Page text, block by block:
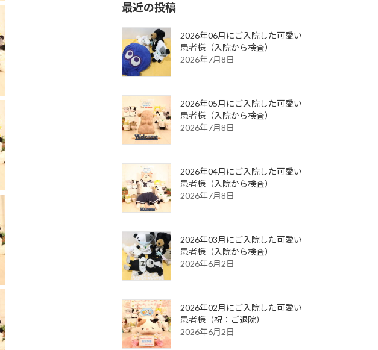
最近の投稿
2026年06月にご入院した可愛い
患者様（入院から検査）
2026年7月8日
2026年05月にご入院した可愛い
患者様（入院から検査）
2026年7月8日
2026年04月にご入院した可愛い
患者様（入院から検査）
2026年7月8日
2026年03月にご入院した可愛い
患者様（入院から検査）
2026年6月2日
2026年02月にご入院した可愛い
患者様（祝：ご退院）
2026年6月2日